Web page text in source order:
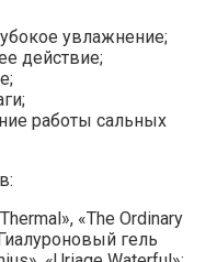
увлажнение;
действие;
работы сальных
«The Ordinary
гель